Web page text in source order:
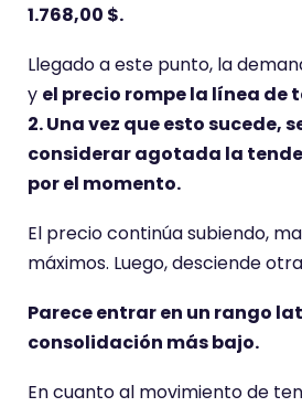
1.768,00 $.
Llegado a este punto, la
y el precio rompe la línea de
2. Una vez que esto sucede,
considerar agotada la
por el momento.
El precio continúa subiendo,
máximos. Luego, desciende
Parece entrar en un rango
consolidación más bajo.
En cuanto al movimiento de